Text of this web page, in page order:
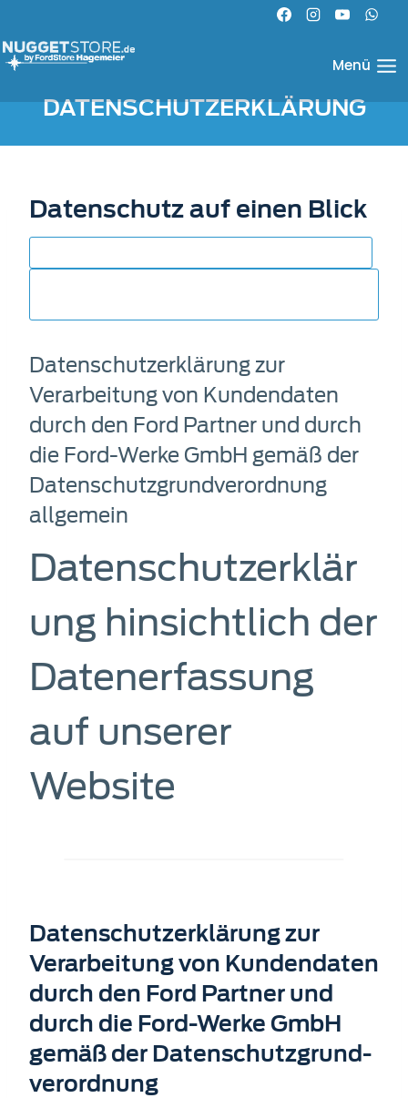
springen
Menü
DATENSCHUTZERKLÄRUNG
Datenschutz auf einen Blick
Datenschutzerklärung zur
Verarbeitung von Kundendaten
durch den Ford Partner und durch
die Ford-Werke GmbH gemäß der
Datenschutz­grund­verordnung
allgemein
Datenschutzerklär
ung hinsichtlich der
Datenerfassung
auf unserer
Website
Datenschutzerklärung zur
Verarbeitung von Kundendaten
durch den Ford Partner und
durch die Ford-Werke GmbH
gemäß der Datenschutz­grund­
verordnung